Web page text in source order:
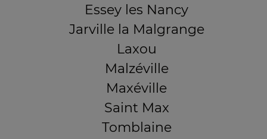
Essey les Nancy
Jarville la Malgrange
Laxou
Malzéville
Maxéville
Saint Max
Tomblaine